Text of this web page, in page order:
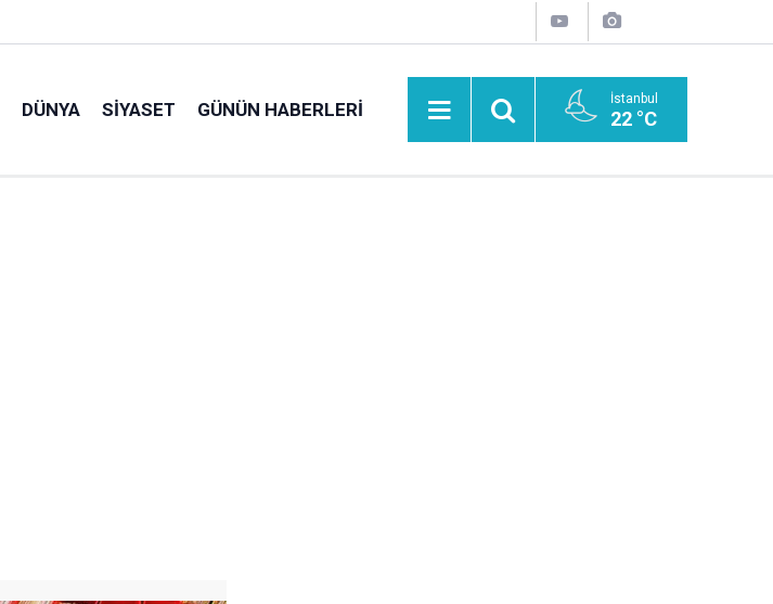
DÜNYA SIYASET GÜNÜN HABERLERI İstanbul
22 °C